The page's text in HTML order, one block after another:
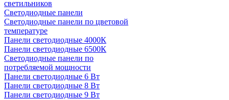
светильников
Светодиодные панели
Светодиодные панели по цветовой
температуре
Панели светодиодные 4000К
Панели светодиодные 6500К
Светодиодные панели по
потребляемой мощности
Панели светодиодные 6 Вт
Панели светодиодные 8 Вт
Панели светодиодные 9 Вт